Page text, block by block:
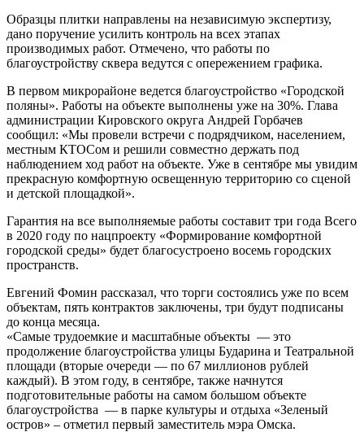
Образцы плитки направлены на независимую экспертизу,
дано поручение усилить контроль на всех этапах
производимых работ. Отмечено, что работы по
благоустройству сквера ведутся с опережением графика.
В первом микрорайоне ведется благоустройство «Городской
поляны». Работы на объекте выполнены уже на 30%. Глава
администрации Кировского округа Андрей Горбачев
сообщил: «Мы провели встречи с подрядчиком, населением,
местным КТОСом и решили совместно держать под
наблюдением ход работ на объекте. Уже в сентябре мы увидим
прекрасную комфортную освещенную территорию со сценой
и детской площадкой».
Гарантия на все выполняемые работы составит три года Всего
в 2020 году по нацпроекту «Формирование комфортной
городской среды» будет благосустроено восемь городских
пространств.
Евгений Фомин рассказал, что торги состоялись уже по всем
объектам, пять контрактов заключены, три будут подписаны
до конца месяца.
«Самые трудоемкие и масштабные объекты — это
продолжение благоустройства улицы Бударина и Театральной
площади (вторые очереди — по 67 миллионов рублей
каждый). В этом году, в сентябре, также начнутся
подготовительные работы на самом большом объекте
благоустройства — в парке культуры и отдыха «Зеленый
остров» – отметил первый заместитель мэра Омска.